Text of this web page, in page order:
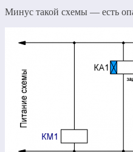
Минус такой схемы — есть